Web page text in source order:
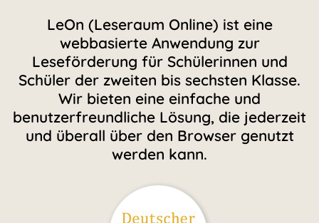
LeOn (Leseraum Online) ist eine
webbasierte Anwendung zur
Leseförderung für Schülerinnen und
Schüler der zweiten bis sechsten Klasse.
Wir bieten eine einfache und
benutzerfreundliche Lösung, die jederzeit
und überall über den Browser genutzt
werden kann.